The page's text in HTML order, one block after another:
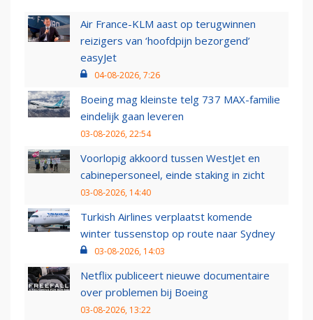
Air France-KLM aast op terugwinnen
reizigers van ‘hoofdpijn bezorgend’
easyJet
04-08-2026, 7:26
Boeing mag kleinste telg 737 MAX-familie
eindelijk gaan leveren
03-08-2026, 22:54
Voorlopig akkoord tussen WestJet en
cabinepersoneel, einde staking in zicht
03-08-2026, 14:40
Turkish Airlines verplaatst komende
winter tussenstop op route naar Sydney
03-08-2026, 14:03
Netflix publiceert nieuwe documentaire
over problemen bij Boeing
03-08-2026, 13:22